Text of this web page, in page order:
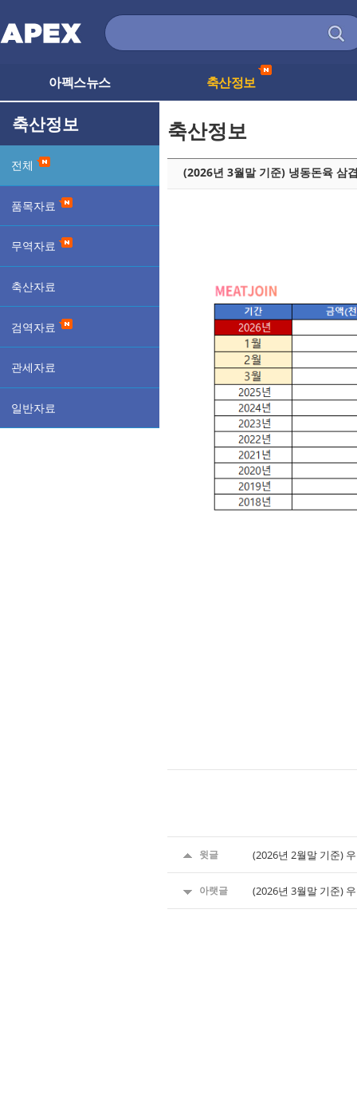
아펙스뉴스 축산정보
축산정보
전체
품목자료
무역자료
축산자료
검역자료
관세자료
일반자료
축산정보
(2026년 3월말 기준) 냉동돈육 삼
윗글 (2026년 2월말 기준)
아랫글 (2026년 3월말 기준)